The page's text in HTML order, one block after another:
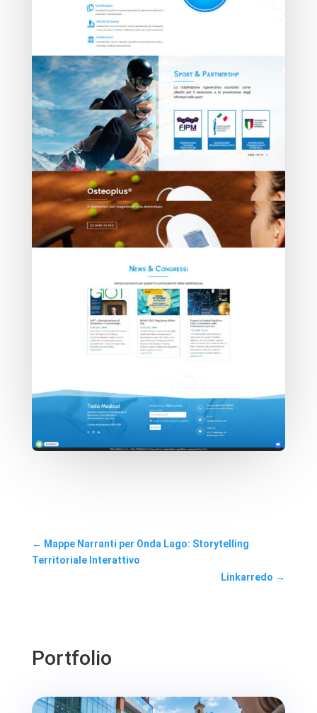
← Mappe Narranti per Onda Lago: Storytelling
Territoriale Interattivo
Linkarredo →
Portfolio